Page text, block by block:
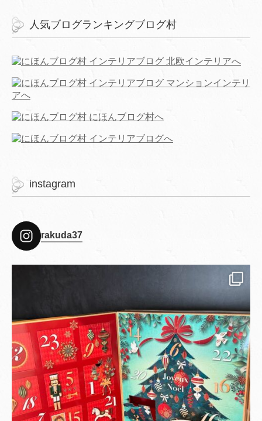
人気ブログランキングブログ村
instagram
rakuda37